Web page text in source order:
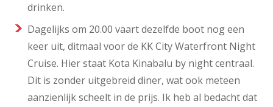
drinken.
Dagelijks om 20.00 vaart dezelfde boot nog een
keer uit, ditmaal voor de KK City Waterfront Night
Cruise. Hier staat Kota Kinabalu by night centraal.
Dit is zonder uitgebreid diner, wat ook meteen
aanzienlijk scheelt in de prijs. Ik heb al bedacht dat